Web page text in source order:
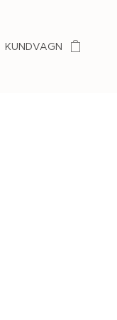
KUNDVAGN